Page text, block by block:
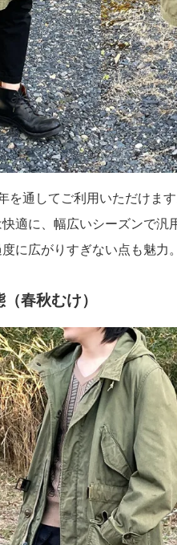
を通してご利用いただけます
適に、幅広いシーズンで汎
に広がりすぎない点も魅力。
春秋むけ）